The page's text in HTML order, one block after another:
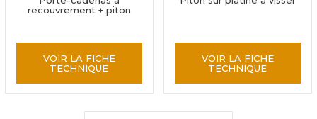
recouvrement + piton
VOIR LA FICHE
TECHNIQUE
VOIR LA FICHE
TECHNIQUE